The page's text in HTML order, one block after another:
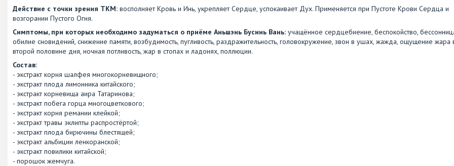
Действие с точки зрения ТКМ: восполняет Кровь и Инь, укрепляет Сердце, успокаивает Дух. Применяется при Пустоте Крови Сердца и
возгорании Пустого Огня.
Симптомы, при которых необходимо задуматься о приёме Аньшэнь Бусинь Вань: учащённое сердцебиение, беспокойство,
обилие сновидений, снижение памяти, возбудимость, пугливость, раздражительность, головокружение, звон в ушах, жажда, ощущение жара
второй половине дня, ночная потливость, жар в стопах и ладонях, поллюции.
Состав:
- экстракт корня шалфея многокорневищного;
- экстракт плода лимонника китайского;
- экстракт корневища аира Татаринова;
- экстракт побега горца многоцветкового;
- экстракт корня ремании клейкой;
- экстракт травы эклипты распростёртой;
- экстракт плода бирючины блестящей;
- экстракт альбиции ленкоранской;
- экстракт повилики китайской;
- порошок жемчуга.